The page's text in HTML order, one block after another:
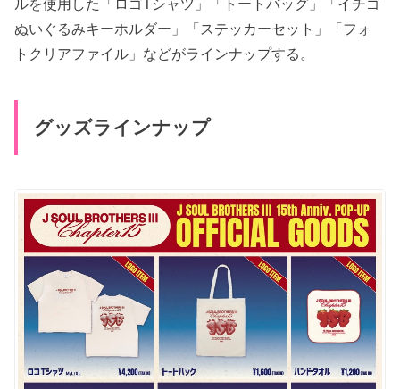
ルを使用した「ロゴTシャツ」「トートバッグ」「イチゴ
ぬいぐるみキーホルダー」「ステッカーセット」「フォ
トクリアファイル」などがラインナップする。
グッズラインナップ